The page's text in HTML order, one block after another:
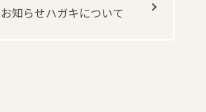
お知らせハガキについて